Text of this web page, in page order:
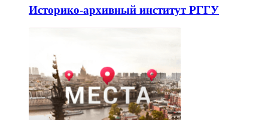
Историко-архивный институт РГГУ